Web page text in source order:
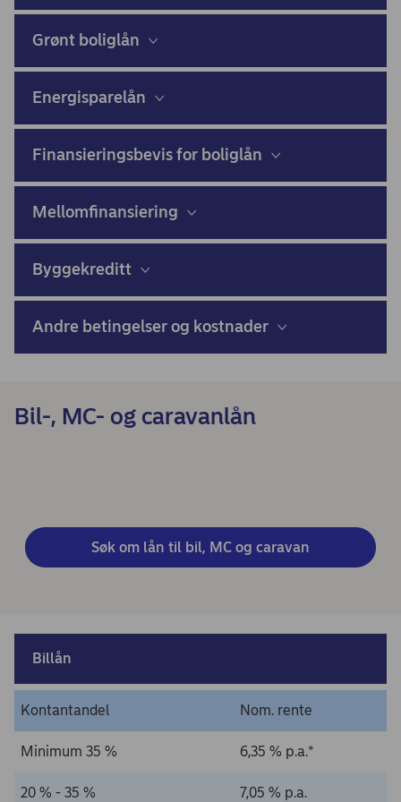
Grønt boliglån
Energisparelån
Finansieringsbevis for boliglån
Mellomfinansiering
Byggekreditt
Andre betingelser og kostnader
Bil-, MC- og caravanlån
Søk om lån til bil, MC og caravan
Billån
Kontantandel Nom. rente
Minimum 35 % 6,35 % p.a.*
20 % - 35 % 7,05 % p.a.